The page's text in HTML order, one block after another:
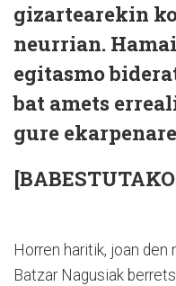
gizartearekin
neurrian.
egitasmo
bat amets
gure
Horren haritik, joan
Batzar Nagusiak